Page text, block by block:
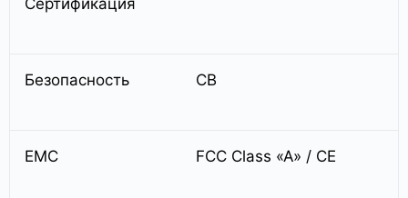
Сертификация
Безопасность CB
EMC FCC Class «A» / CE